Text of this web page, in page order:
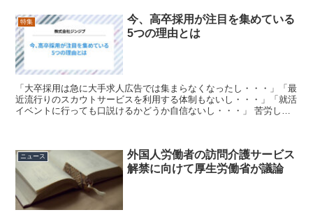
特集
今、高卒採用が注目を集めている
5つの理由とは
「大卒採用は急に大手求人広告では集まらなくなったし・・・」「最
近流行りのスカウトサービスを利用する体制もないし・・・」「就活
イベントに行っても口説けるかどうか自信ないし・・・」 苦労して
ニュース
外国人労働者の訪問介護サービス
解禁に向けて厚生労働省が議論